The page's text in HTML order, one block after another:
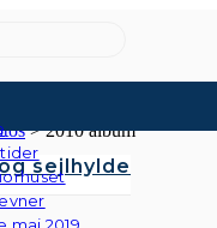
sejlhylde
>2010 album